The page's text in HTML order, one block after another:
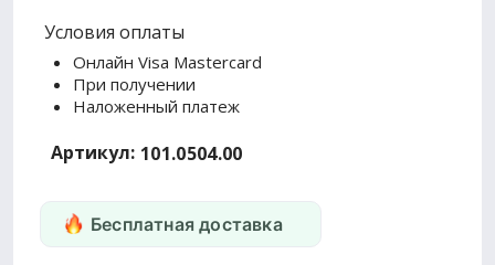
Условия оплаты
Онлайн Visa Mastercard
При получении
Наложенный платеж
Артикул: 101.0504.00
Бесплатная доставка